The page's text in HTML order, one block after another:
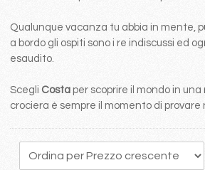
Qualunque vacanza tu abbia in mente,
a bordo gli ospiti sono i re indiscussi ed
esaudito.
Scegli Costa per scoprire il mondo in
crociera è sempre il momento di provare